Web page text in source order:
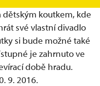
dětským koutkem, kde
své vlastní divadlo
si bude možné také
je zahrnuto ve
době hradu.
9. 2016.